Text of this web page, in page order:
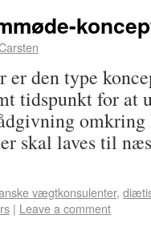
er den type
tidspunkt for at
omkring
skal laves til
vægtkonsulenter,
| Leave a comment